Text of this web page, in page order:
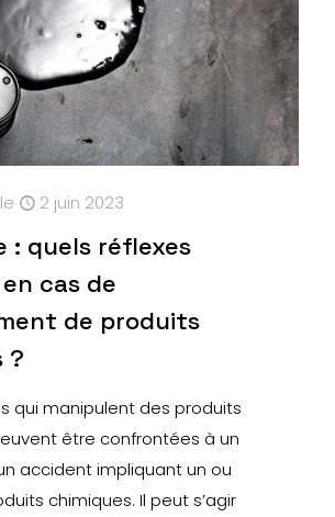
le 2 juin 2023
: quels réflexes
cas de
de produits
?
qui manipulent des produits
être confrontées à un
accident impliquant un ou
chimiques. Il peut s’agir